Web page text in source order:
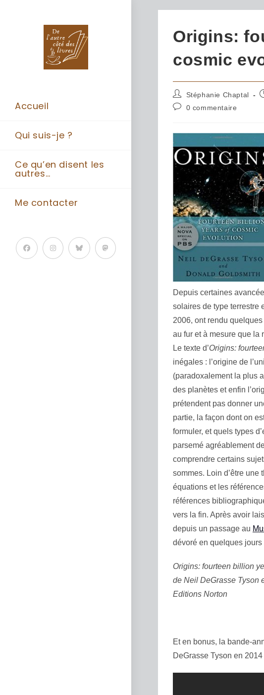
Accueil
Qui suis-je ?
Ce qu’en disent les
autres…
Me contacter
Origins:
cosmic
Stéphanie Chaptal
0 commentaire
Depuis certaines
solaires de type terrestre
2006, ont rendu
au fur et à mesure que la
Le texte d’Origins:
inégales : l’origine de
(paradoxalement la plus
des planètes et enfin
prétendent pas donner
partie, la façon dont on
formuler, et quels types
parsemé agréablement
comprendre certains
sommes. Loin d’être
équations et les
références
vers la fin. Après avoir
depuis un passage au
dévoré en quelques
Origins: fourteen billion
de Neil DeGrasse Tyson
Editions Norton
Et en bonus, la bande-
DeGrasse Tyson en